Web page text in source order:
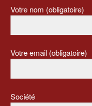
Votre nom (obligatoire)
Votre email (obligatoire)
Société